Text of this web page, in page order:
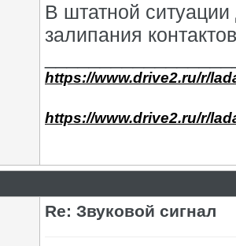
В штатной
залипания
https://www.drive2.ru/r/
https://www.drive2.ru/r/
Re: Звуковой сигнал